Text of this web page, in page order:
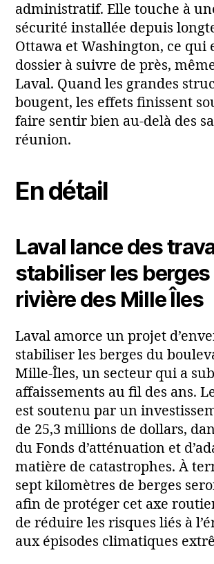
administratif. Elle touche à
sécurité installée depuis
Ottawa et Washington, ce qui
dossier à suivre de près,
Laval. Quand les grandes
bougent, les effets finissent
faire sentir bien au-delà des
réunion.
En détail
Laval lance des
stabiliser les berges
rivière des Mille Îles
Laval amorce un projet
stabiliser les berges du
Mille‑Îles, un secteur qui a
affaissements au fil des ans.
est soutenu par un
de 25,3 millions de dollars,
du Fonds d’atténuation et
matière de catastrophes. À
sept kilomètres de berges
afin de protéger cet axe
de réduire les risques liés à
aux épisodes climatiques